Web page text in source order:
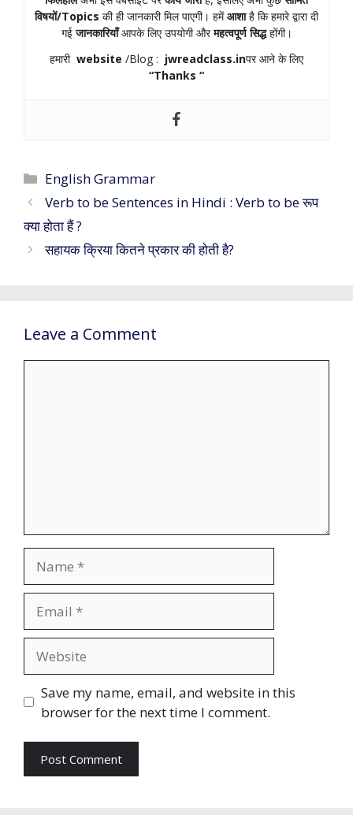
विषयों/Topics की ही जानकारी मिल पाएगी। हमेंआशाहै कि हमारे द्वारा दी
गईजानकारियाँआपके लिए उपयोगी औरमहत्वपूर्ण सिद्धहोंगी।
हमारी website /Blog : jwreadclass.inपर आने के लिए
“Thanks “
Categories
English Grammar
Verb to be Sentences in Hindi : Verb to be रूप
क्या होता हैं ?
सहायक क्रिया कितने प्रकार की होती है?
Leave a Comment
Save my name, email, and website in this
browser for the next time I comment.